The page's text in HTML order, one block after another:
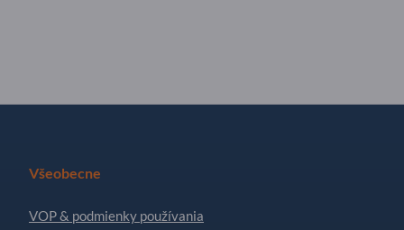
Všeobecne
VOP & podmienky používania